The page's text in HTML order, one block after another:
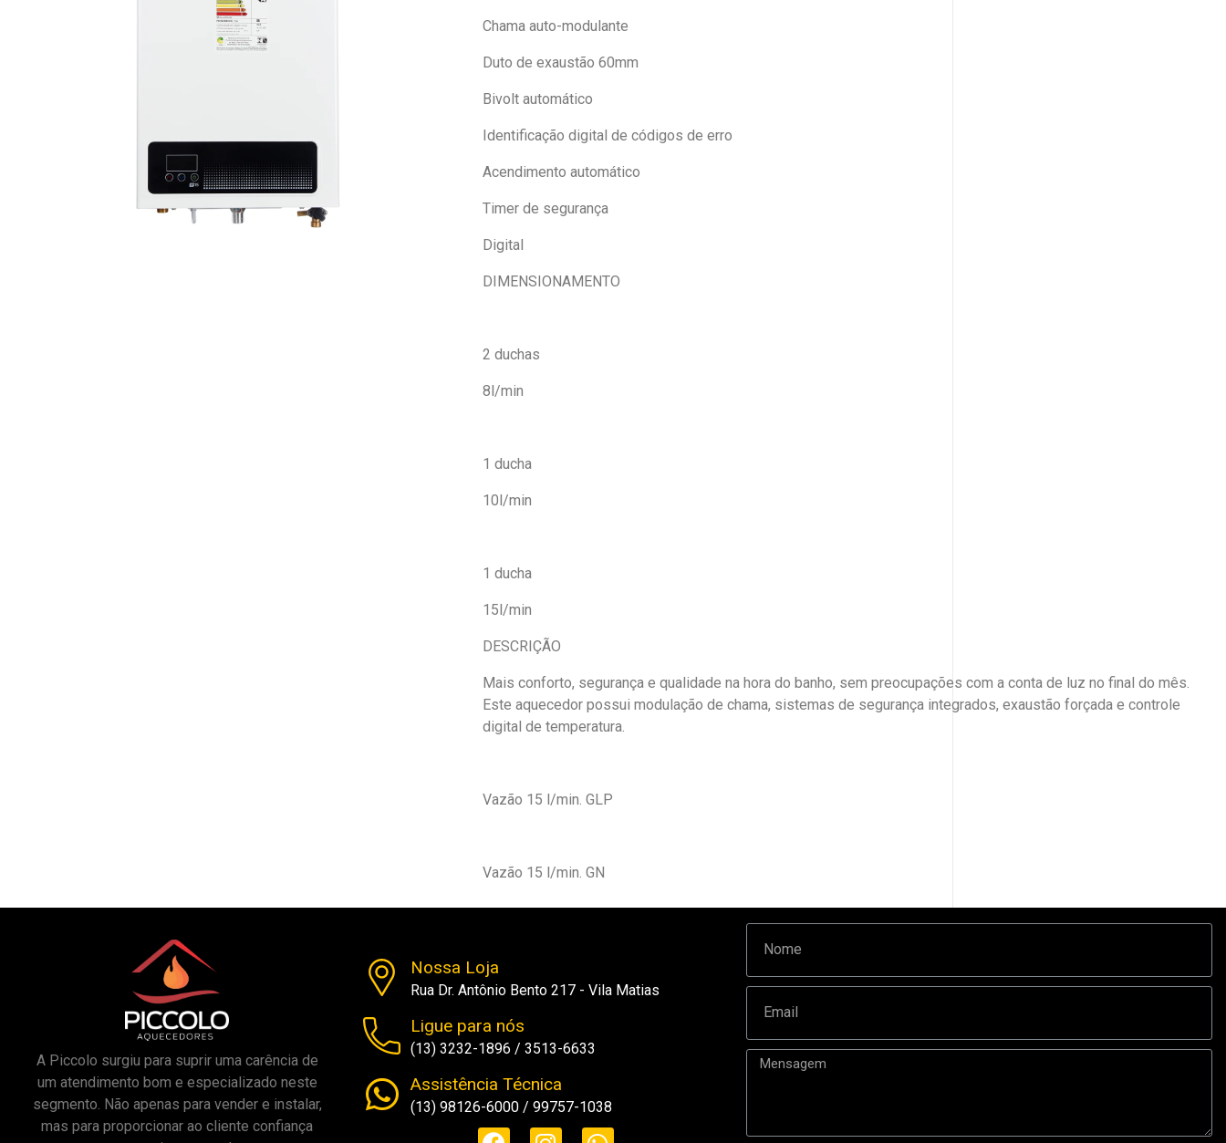
Chama auto-modulante
Duto de exaustão 60mm
Bivolt automático
Identificação digital de códigos de erro
Acendimento automático
Timer de segurança
Digital
DIMENSIONAMENTO
2 duchas
8l/min
1 ducha
10l/min
1 ducha
15l/min
DESCRIÇÃO
Mais conforto, segurança e qualidade na hora do banho, sem preocupações com a conta de luz no final do mês.
Este aquecedor possui modulação de chama, sistemas de segurança integrados, exaustão forçada e controle
digital de temperatura.
Vazão 15 l/min. GLP
Vazão 15 l/min. GN
A Piccolo surgiu para suprir uma carência de
um atendimento bom e especializado neste
segmento. Não apenas para vender e instalar,
mas para proporcionar ao cliente confiança
Nossa Loja
Rua Dr. Antônio Bento 217 - Vila Matias
Ligue para nós
(13) 3232-1896 / 3513-6633
Assistência Técnica
(13) 98126-6000 / 99757-1038